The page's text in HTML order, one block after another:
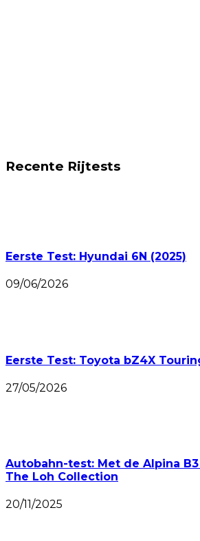
Recente Rijtests
Eerste Test: Hyundai 6N (2025)
09/06/2026
Eerste Test: Toyota bZ4X
27/05/2026
Autobahn-test: Met de Alpina
The Loh Collection
20/11/2025